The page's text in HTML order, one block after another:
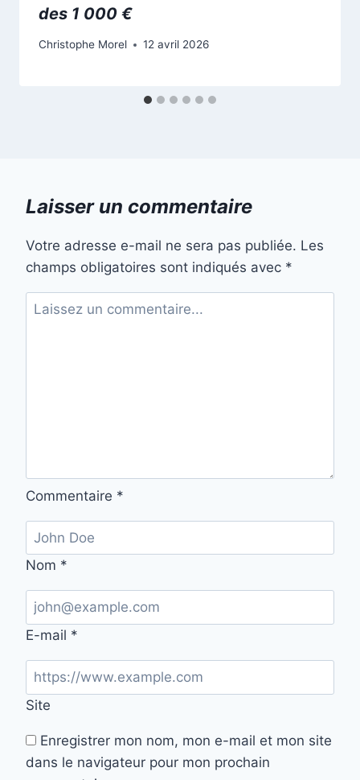
des 1 000 €
Christophe Morel 12 avril 2026
Laisser un commentaire
Votre adresse e-mail ne sera pas publiée. Les
champs obligatoires sont indiqués avec *
Commentaire *
Nom *
E-mail *
Site
Enregistrer mon nom, mon e-mail et mon site
dans le navigateur pour mon prochain